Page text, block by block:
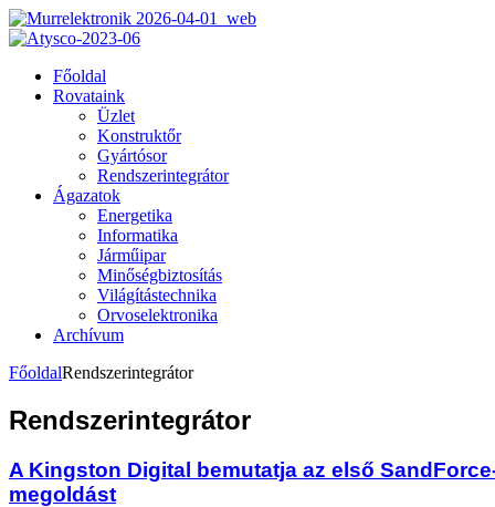
Főoldal
Rovataink
Üzlet
Konstruktőr
Gyártósor
Rendszerintegrátor
Ágazatok
Energetika
Informatika
Járműipar
Minőségbiztosítás
Világítástechnika
Orvoselektronika
Archívum
FőoldalRendszerintegrátor
Rendszerintegrátor
A Kingston Digital bemutatja az első
megoldást